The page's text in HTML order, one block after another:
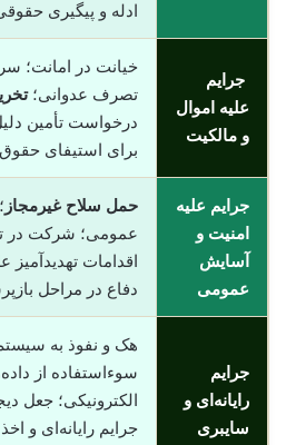
ادله و پیگیری
جرایم
علیه اموال
و مالکیت
خیانت در امانت؛
تصرف عدوانی؛
درخواست تأمین
برای استیفای
جرایم علیه
امنیت و
آسایش
عمومی
حمل سلاح غیرمجاز
عمومی؛ شرکت در
اقدامات تهدیدآمیز
دفاع در مراحل
جرایم
رایانه‌ای و
سایبری
هک و نفوذ به
سوء‌استفاده از
الکترونیکی؛ جعل
جرایم رایانه‌ای و